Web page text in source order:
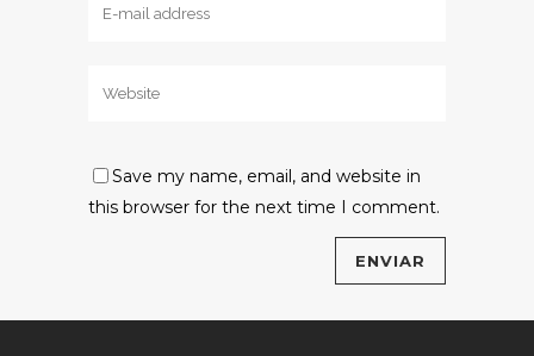
Save my name, email, and website in
this browser for the next time I comment.